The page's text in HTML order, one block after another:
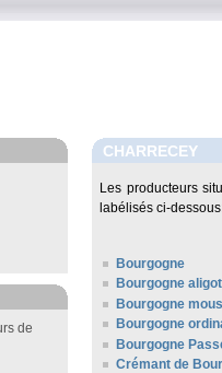
de
CHARRECEY
Les producteurs
labélisés ci-
Bourgogne
Bourgogne
Bourgogne
Bourgogne
Bourgogne
Crémant de